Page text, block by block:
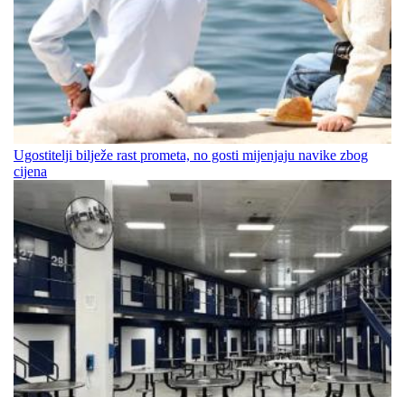
Ugostitelji bilježe rast prometa, no gosti mijenjaju navike zbog
cijena